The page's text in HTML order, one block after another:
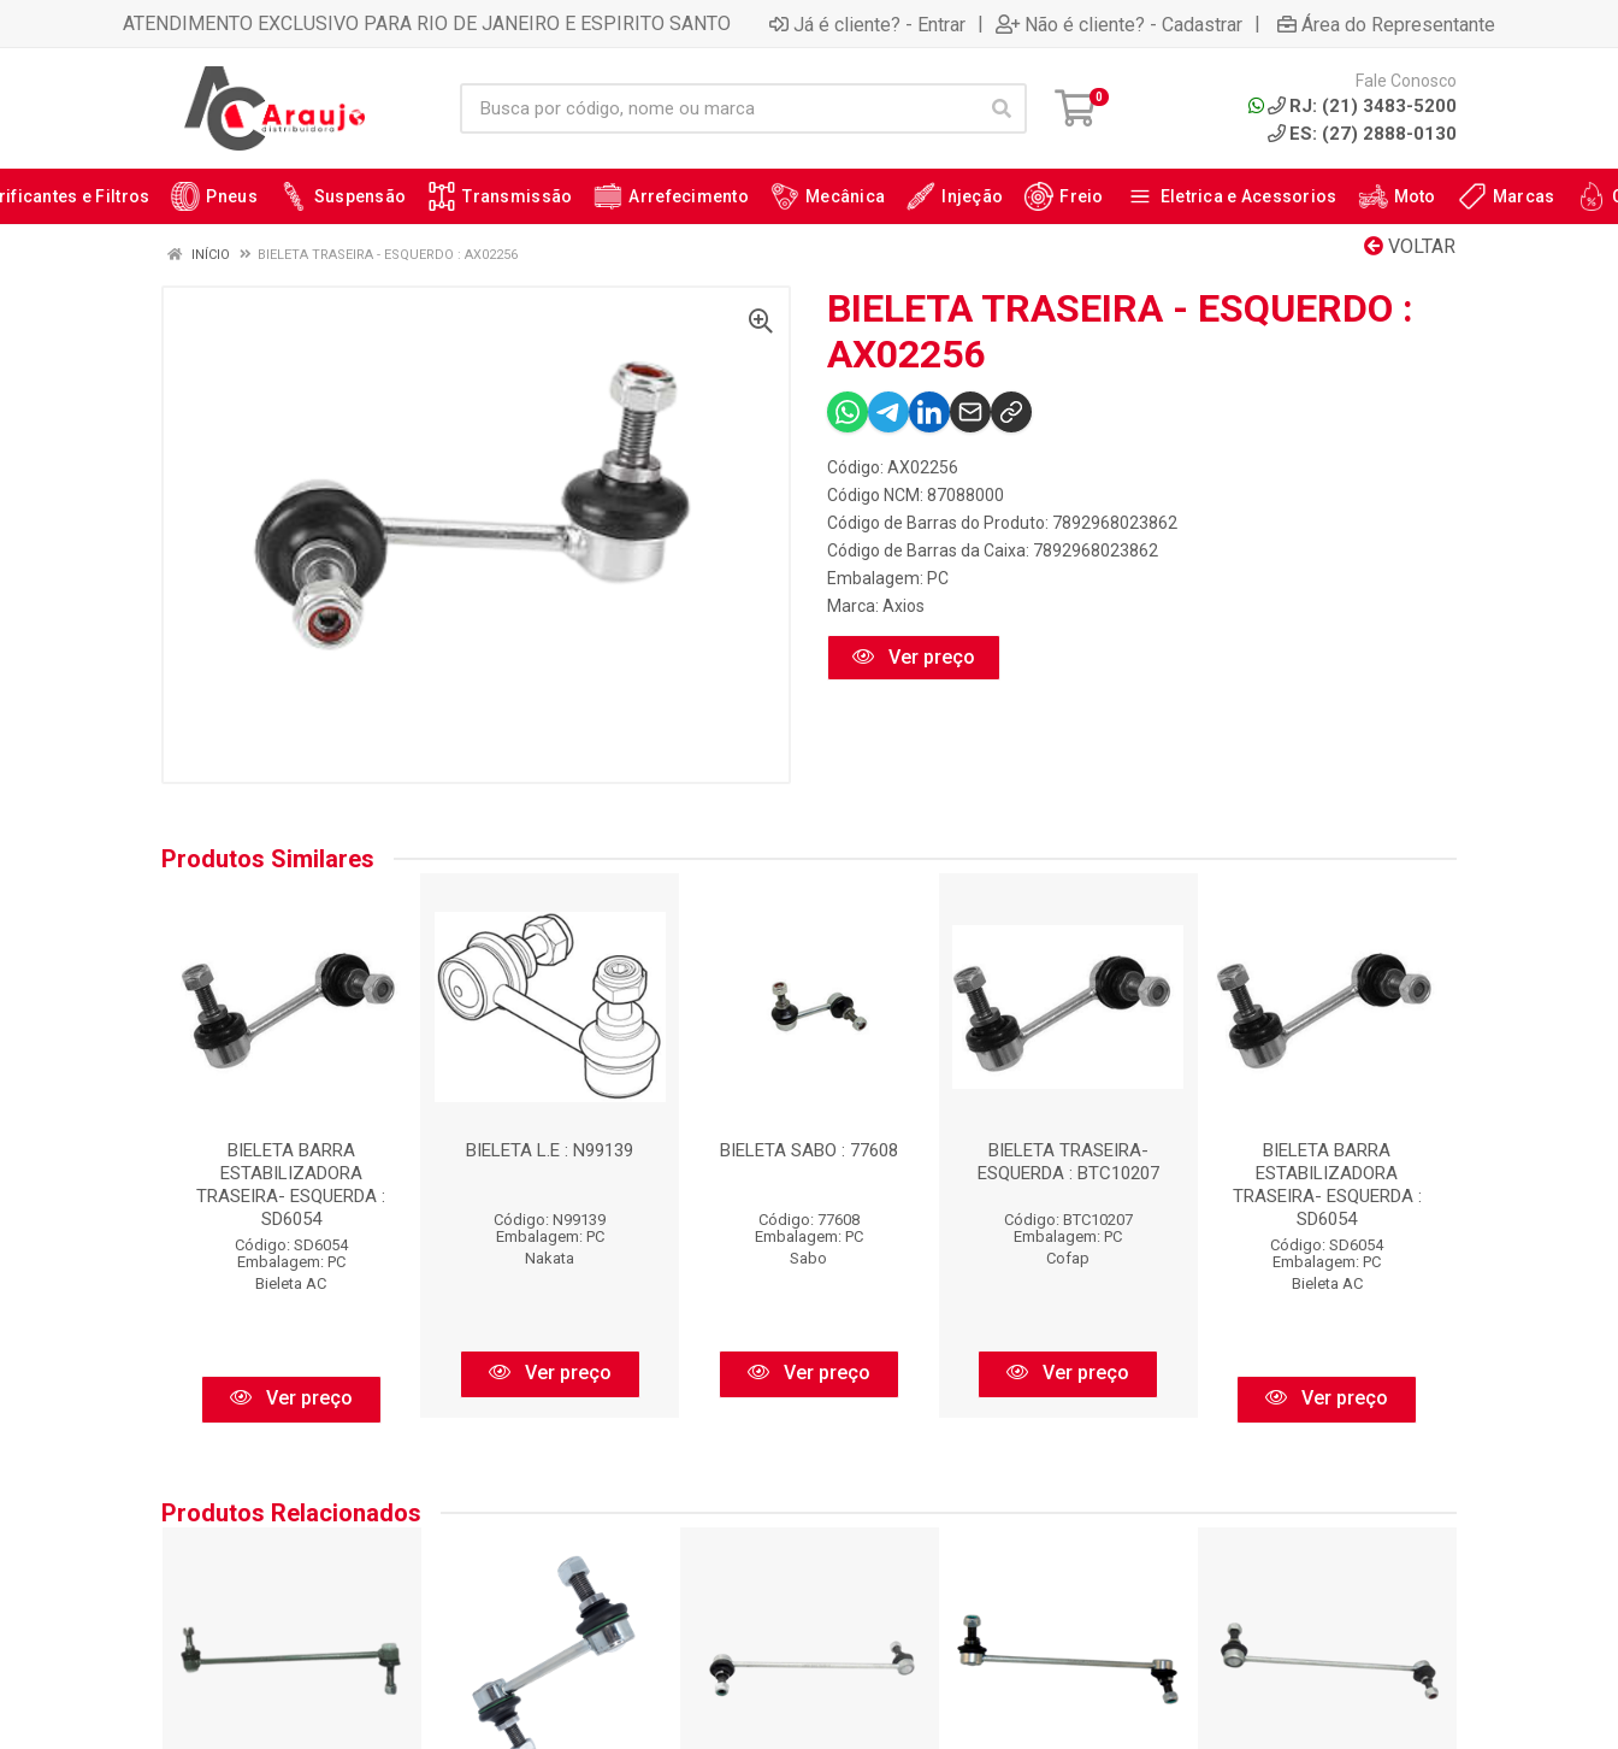
ATENDIMENTO EXCLUSIVO PARA RIO DE JANEIRO E ESPIRITO SANTO Já é cliente? - Entrar | Não é cliente? - Cadastrar | Área do Representante
0
Fale Conosco
RJ: (21) 3483-5200
ES: (27) 2888-0130
e Filtros Pneus Suspensão Transmissão Arrefecimento Mecânica Injeção Freio Eletrica e Acessorios Moto Marcas
VOLTAR
INÍCIO BIELETA TRASEIRA - ESQUERDO : AX02256
BIELETA TRASEIRA - ESQUERDO :
AX02256
Código: AX02256
Código NCM: 87088000
Código de Barras do Produto: 7892968023862
Código de Barras da Caixa: 7892968023862
Embalagem: PC
Marca: Axios
Ver preço
Produtos Similares
BIELETA BARRA
ESTABILIZADORA
TRASEIRA- ESQUERDA :
SD6054
Código: SD6054
Embalagem: PC
Bieleta AC
Ver preço
BIELETA L.E : N99139
Código: N99139
Embalagem: PC
Nakata
Ver preço
BIELETA SABO : 77608
Código: 77608
Embalagem: PC
Sabo
Ver preço
BIELETA TRASEIRA-
ESQUERDA : BTC10207
Código: BTC10207
Embalagem: PC
Cofap
Ver preço
BIELETA BARRA
ESTABILIZADORA
TRASEIRA- ESQUERDA :
SD6054
Código: SD6054
Embalagem: PC
Bieleta AC
Ver preço
Produtos Relacionados